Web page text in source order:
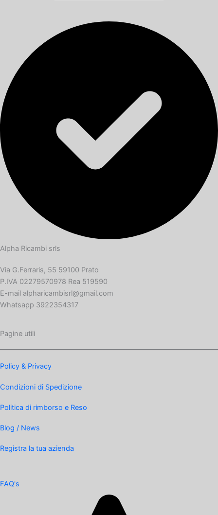
Alpha Ricambi srls
Via G.Ferraris, 55 59100 Prato
P.IVA 02279570978 Rea 519590
E-mail alpharicambisrl@gmail.com
Whatsapp 3922354317
Pagine utili
Policy & Privacy
Condizioni di Spedizione
Politica di rimborso e Reso
Blog / News
Registra la tua azienda
FAQ's